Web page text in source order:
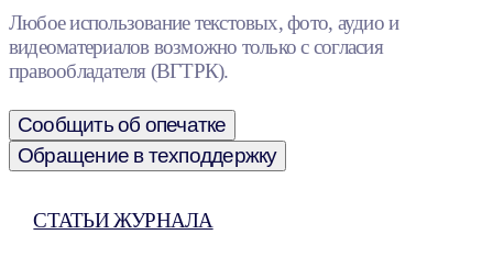
Любое использование текстовых, фото, аудио и
видеоматериалов возможно только с согласия
правообладателя (ВГТРК).
Сообщить об опечатке
Обращение в техподдержку
СТАТЬИ ЖУРНАЛА